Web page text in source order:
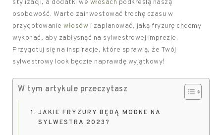
stylizacji, a dodatki we włosach podkreślą naszą
osobowość. Warto zainwestować trochę czasu w
przygotowanie włosów i zaplanować, jaką fryzurę chcemy
wykonać, aby zabłysnąć na sylwestrowej imprezie.
Przygotuj się na inspiracje, które sprawią, że Twój
sylwestrowy look będzie naprawdę wyjątkowy!
W tym artykule przeczytasz
JAKIE FRYZURY BĘDĄ MODNE NA
SYLWESTRA 2023?